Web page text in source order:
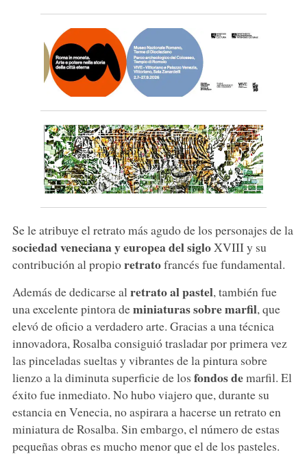
Se le atribuye el retrato más agudo de los personajes de la
sociedad veneciana y europea del sigloXVIII y su
contribución al propioretratofrancés fue fundamental.
Además de dedicarse al retrato al pastel, también fue
una excelente pintora deminiaturas sobre marfil, que
elevó de oficio a verdadero arte. Gracias a una técnica
innovadora, Rosalba consiguió trasladar por primera vez
las pinceladas sueltas y vibrantes de la pintura sobre
lienzo a la diminuta superficie de los fondos demarfil. El
éxito fue inmediato. No hubo viajero que, durante su
estancia en Venecia, no aspirara a hacerse un retrato en
miniatura de Rosalba. Sin embargo, el número de estas
pequeñas obras es mucho menor que el de los pasteles.